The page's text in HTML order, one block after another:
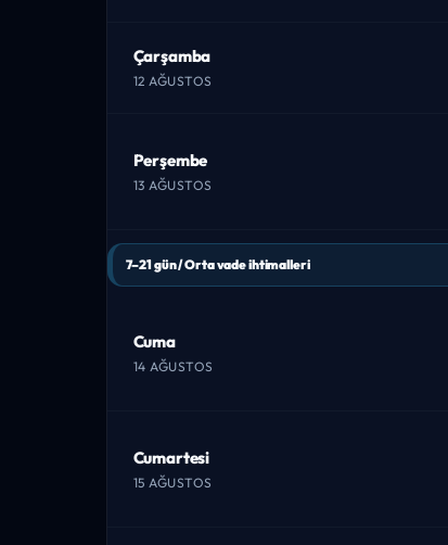
Çarşamba
12 AĞUSTOS
Perşembe
13 AĞUSTOS
7–21 gün / Orta vade ihtimalleri
Cuma
14 AĞUSTOS
Cumartesi
15 AĞUSTOS